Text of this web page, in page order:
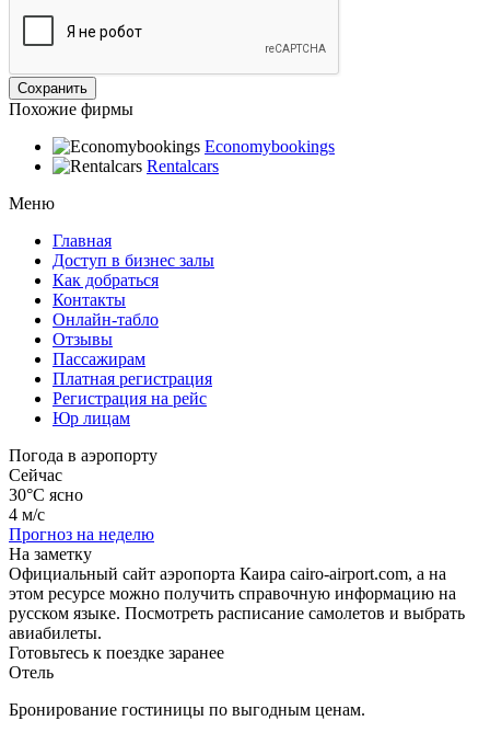
Похожие фирмы
Economybookings
Rentalcars
Меню
Главная
Доступ в бизнес залы
Как добраться
Контакты
Онлайн-табло
Отзывы
Пассажирам
Платная регистрация
Регистрация на рейс
Юр лицам
Погода в аэропорту
Сейчас
30°C ясно
4 м/с
Прогноз на неделю
На заметку
Официальный сайт аэропорта Каира cairo-airport.com, а на
этом ресурсе можно получить справочную информацию на
русском языке. Посмотреть расписание самолетов и выбрать
авиабилеты.
Готовьтесь к поездке заранее
Отель
Бронирование гостиницы по выгодным ценам.